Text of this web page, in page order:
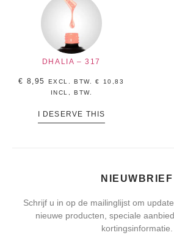
DHALIA – 317
€ 8,95 EXCL. BTW.€
10,83
INCL, BTW.
I DESERVE THIS
NIEUWBRIEF
Schrijf u in op de mailinglijst om
nieuwe producten, speciale
kortingsinformatie.